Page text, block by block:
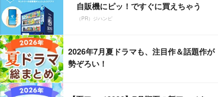
自販機にピッ！ですぐに買えちゃう
（PR）ジハンピ
2026年7月夏ドラマも、注目作＆話題作が
勢ぞろい！